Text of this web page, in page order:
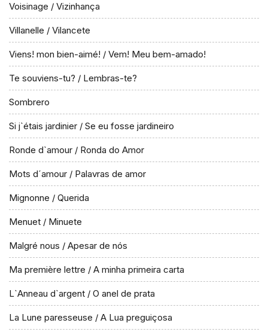
Voisinage / Vizinhança
Villanelle / Vilancete
Viens! mon bien-aimé! / Vem! Meu bem-amado!
Te souviens-tu? / Lembras-te?
Sombrero
Si j`étais jardinier / Se eu fosse jardineiro
Ronde d`amour / Ronda do Amor
Mots d´amour / Palavras de amor
Mignonne / Querida
Menuet / Minuete
Malgré nous / Apesar de nós
Ma première lettre / A minha primeira carta
L`Anneau d`argent / O anel de prata
La Lune paresseuse / A Lua preguiçosa